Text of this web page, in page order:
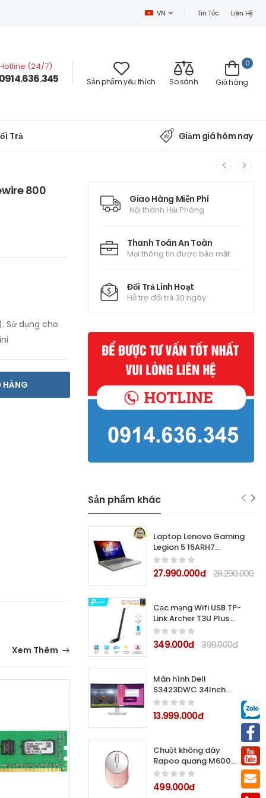
VN Tin Tức Liên Hệ
(24/7) :
Sản phẩm yêu thích So sánh
0
Giỏ hàng
Trả Giảm giá hôm nay
800
Sử dụng cho
HÀNG
Xem Thêm
Giao Hàng Miễn Phí
Nội thành Hải Phòng
Thanh Toán An Toàn
Mọi thông tin được bảo mật
Đổi Trả Linh Hoạt
Hỗ trợ đổi trả 30 ngày
Sản phẩm khác
Laptop Lenovo Gaming
Legion 5 15ARH7
82RE002VVN (Ryzen 5-
6600H/8Gb/512Gb SSD/
15.6
27.990.000đ 28.290.000đ
Cạc mạng Wifi USB TP-
Link Archer T3U Plus
AC1300Mbps
349.000đ 399.000đ
Màn hình Dell
S3423DWC 34Inch
Curved USB-C WQHD
100Hz VA
13.999.000đ
Chuột không dây
Rapoo quang M600
silent (Màu hồng)
499.000đ